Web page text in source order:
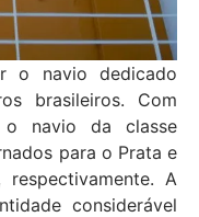
o navio dedicado
brasileiros. Com
navio da classe
para o Prata e
A
considerável